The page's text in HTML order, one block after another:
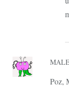
Poz,